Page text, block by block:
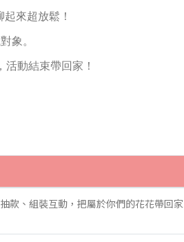
來超放鬆！
象。
活動結束帶回家！
款、組裝互動，把屬於你們的花花帶回家